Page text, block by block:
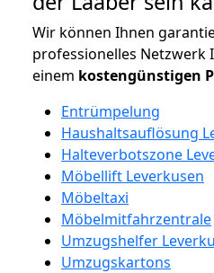
Wir können Ihnen
professionelles Netzwerk
einem kostengünstigen
Entrümpelung
Haushaltsauflösung
Halteverbotszone
Möbellift Leverkusen
Möbeltaxi
Möbelmitfahrzentrale
Umzugshelfer
Umzugskartons